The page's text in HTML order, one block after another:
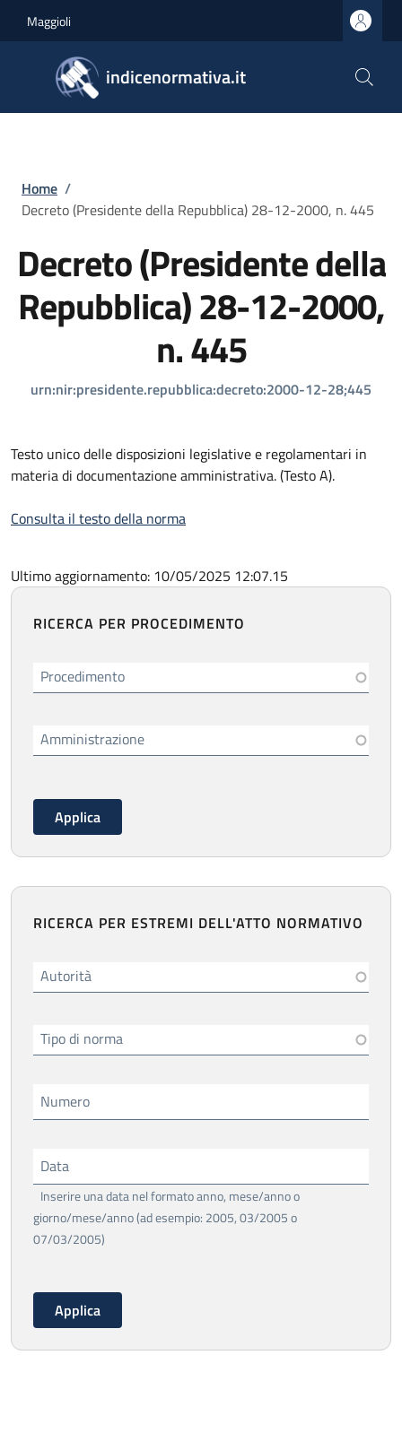
Maggioli
indicenormativa.it
Briciole di pane
Home /
Decreto (Presidente della Repubblica) 28-12-2000, n. 445
Decreto (Presidente della
Repubblica) 28-12-2000,
n. 445
urn:nir:presidente.repubblica:decreto:2000-12-28;445
Testo unico delle disposizioni legislative e regolamentari in
materia di documentazione amministrativa. (Testo A).
Consulta il testo della norma
Ultimo aggiornamento: 10/05/2025 12:07.15
RICERCA PER PROCEDIMENTO
Procedimento
Amministrazione
RICERCA PER ESTREMI DELL'ATTO NORMATIVO
Autorità
Tipo di norma
Numero
Data
Inserire una data nel formato anno, mese/anno o
giorno/mese/anno (ad esempio: 2005, 03/2005 o
07/03/2005)